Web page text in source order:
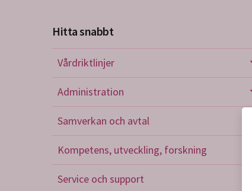
Hitta snabbt
Vårdriktlinjer
Administration
Samverkan och avtal
Kompetens, utveckling, forskning
Service och support